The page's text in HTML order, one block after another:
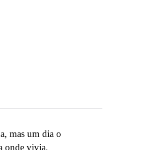
mas um dia o
onde vivia,